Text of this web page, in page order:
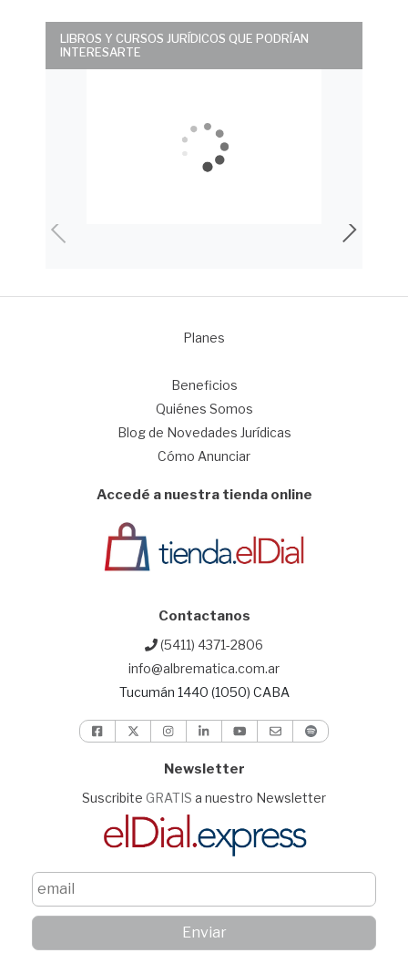
LIBROS Y CURSOS JURÍDICOS QUE PODRÍAN
INTERESARTE
Planes
Beneficios
Quiénes Somos
Blog de Novedades Jurídicas
Cómo Anunciar
Accedé a nuestra tienda online
Contactanos
(5411) 4371-2806
info@albrematica.com.ar
Tucumán 1440 (1050) CABA
Newsletter
Suscribite GRATIS a nuestro Newsletter